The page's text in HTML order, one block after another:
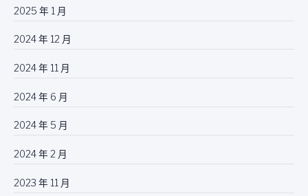
2025 年 1 月
2024 年 12 月
2024 年 11 月
2024 年 6 月
2024 年 5 月
2024 年 2 月
2023 年 11 月